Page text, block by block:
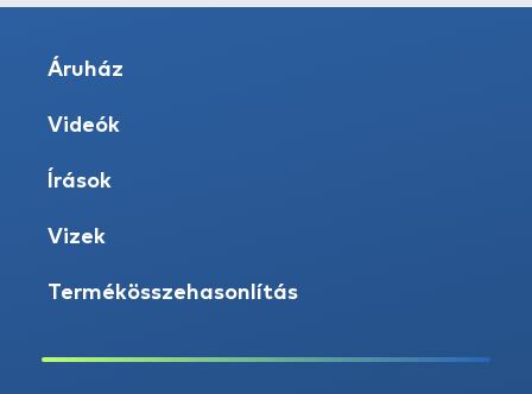
Áruház
Videók
Írások
Vizek
Termékösszehasonlítás